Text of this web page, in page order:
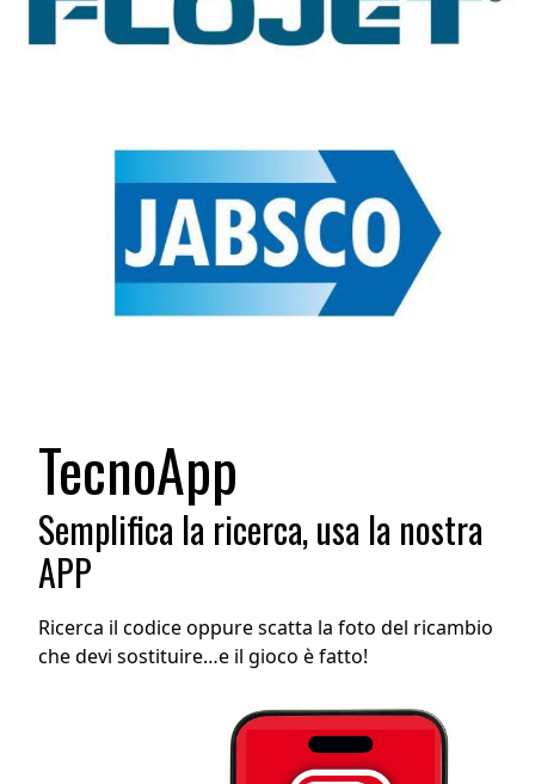
TecnoApp
Semplifica la ricerca, usa la nostra
APP
Ricerca il codice oppure scatta la foto del ricambio
che devi sostituire…e il gioco è fatto!